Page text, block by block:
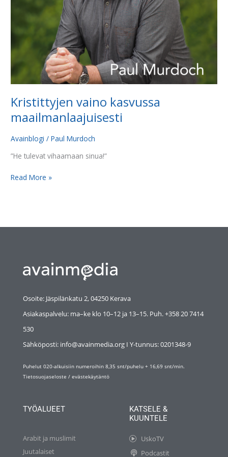
Kristittyjen vaino kasvussa
maailmanlaajuisesti
Avainblogi /Paul Murdoch
”He tulevat vihaamaan sinua!”
Read More »
Osoite: Jäspilänkatu 2, 04250 Kerava
Asiakaspalvelu: ma–ke klo 10–12 ja 13–15. Puh. +358 20 7414
530
Sähköposti: info@avainmedia.org I Y-tunnus:0201348-9
Puhelut 020-alkuisiin numeroihin 8,35 snt/puhelu + 16,69 snt/min.
Tietosuojaseloste / evästekäytäntö
TYÖALUEET
Arabit ja muslimit
Juutalaiset
KATSELE &
KUUNTELE
UskoTV
Podcastit